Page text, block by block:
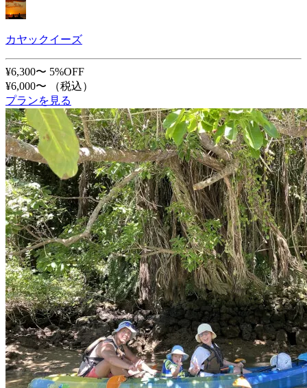
カヤックイーズ
¥6,300〜 5%OFF
¥6,000〜
（税込）
プランを見る